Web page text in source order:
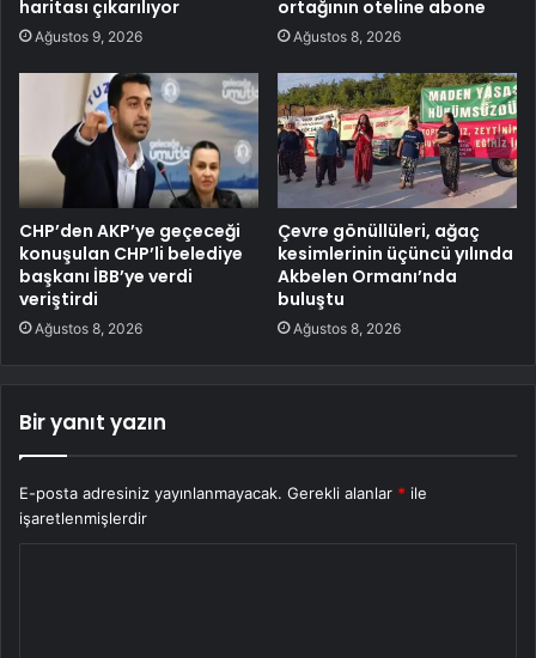
haritası çıkarılıyor
Ağustos 9, 2026
ortağının oteline abone
Ağustos 8, 2026
CHP’den AKP’ye geçeceği
konuşulan CHP’li belediye
başkanı İBB’ye verdi
veriştirdi
Ağustos 8, 2026
Çevre gönüllüleri, ağaç
kesimlerinin üçüncü yılında
Akbelen Ormanı’nda
buluştu
Ağustos 8, 2026
Bir yanıt yazın
E-posta adresiniz yayınlanmayacak. Gerekli alanlar * ile
işaretlenmişlerdir